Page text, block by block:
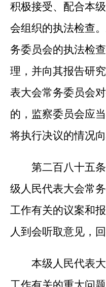
积极接受、配合本
会组织的执法检查
务委员会的执法检
理，并向其报告研
表大会常务委员会
的，监察委员会应
将执行决议的情况向
第二百八十五条
级人民代表大会常
工作有关的议案和
人到会听取意见，回
本级人民代表大